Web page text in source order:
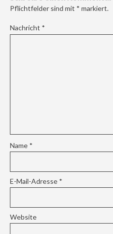
Pflichtfelder sind mit * markiert.
Nachricht *
Name *
E-Mail-Adresse *
Website